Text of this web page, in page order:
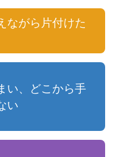
ながら片付けた
い、どこから手
い